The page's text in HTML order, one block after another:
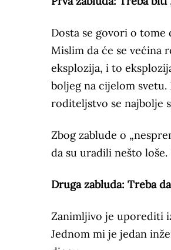
Dosta se govori o tome
Mislim da će se većina
eksplozija, i to
boljeg na cijelom
roditeljstvo se najbolje
Zbog zablude o
da su uradili nešto
Druga zabluda: Treba
Zanimljivo je uporediti
Jednom mi je jedan